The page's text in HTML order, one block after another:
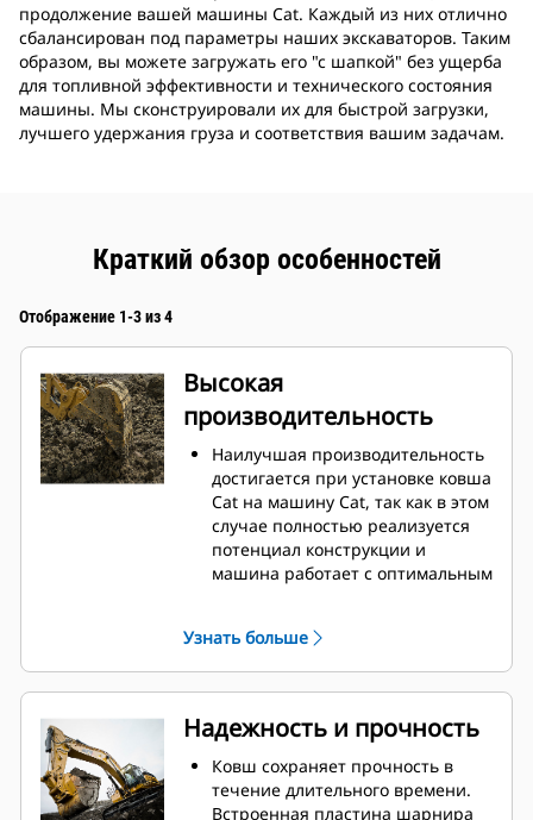
продолжение вашей машины Cat. Каждый из них отлично
сбалансирован под параметры наших экскаваторов. Таким
образом, вы можете загружать его "с шапкой" без ущерба
для топливной эффективности и технического состояния
машины. Мы сконструировали их для быстрой загрузки,
лучшего удержания груза и соответствия вашим задачам.
Краткий обзор особенностей
Отображение 1-3 из 4
Высокая
производительность
Наилучшая производительность
достигается при установке ковша
Cat на машину Cat, так как в этом
случае полностью реализуется
потенциал конструкции и
машина работает с оптимальным
Профиль кожуха с двойным
радиусом позволяет улучшить
попадание материала в ковш.
упора гарантирует, что нижняя
часть ковша не цепляется за
грунт, что снижает затраты на
техническое обслуживание.
Узнать больше
Надежность и прочность
Ковш сохраняет прочность в
течение длительного времени.
Встроенная пластина шарнира